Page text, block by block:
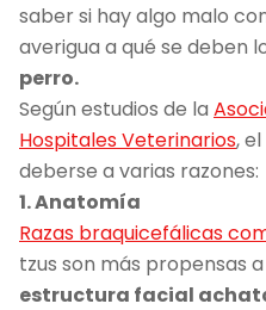
saber si hay algo malo
averigua a qué se deben
perro.
Según estudios de la
Hospitales Veterinarios,
deberse a varias razones:
1. Anatomía
Razas braquicefálicas
tzus son más propensas
estructura facial